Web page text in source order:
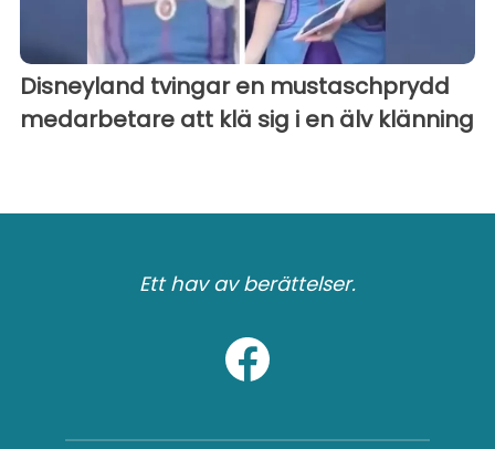
Disneyland tvingar en mustaschprydd
medarbetare att klä sig i en älv klänning
Ett hav av berättelser.